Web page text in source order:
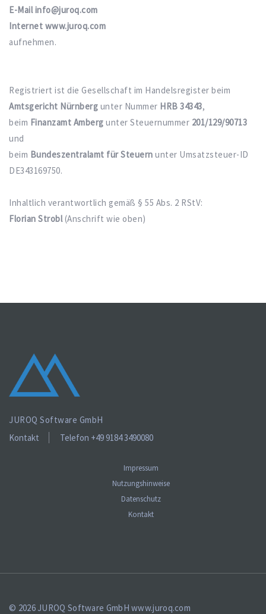
E-Mail info@juroq.com
Internet www.juroq.com
aufnehmen.
Registriert ist die Gesellschaft im Handelsregister beim
Amtsgericht Nürnberg unter Nummer HRB 34343,
beim Finanzamt Amberg unter Steuernummer 201/129/90713
und
beim Bundeszentralamt für Steuern unter Umsatzsteuer-ID
DE343169750.
Inhaltlich verantwortlich gemäß § 55 Abs. 2 RStV:
Florian Strobl(Anschrift wie oben)
JUROQ Software GmbH
Kontakt
Telefon +49 9184 3490080
Impressum
Nutzungshinweise
Datenschutz
Kontakt
© 2026 JUROQ Software GmbHwww.juroq.com